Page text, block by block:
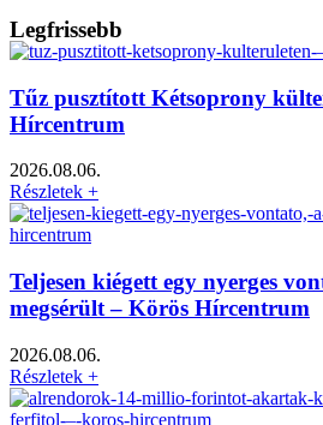
Legfrissebb
Tűz pusztított Kétsoprony
Hírcentrum
2026.08.06.
Részletek +
Teljesen kiégett egy nyerges
megsérült – Körös Hírcentrum
2026.08.06.
Részletek +